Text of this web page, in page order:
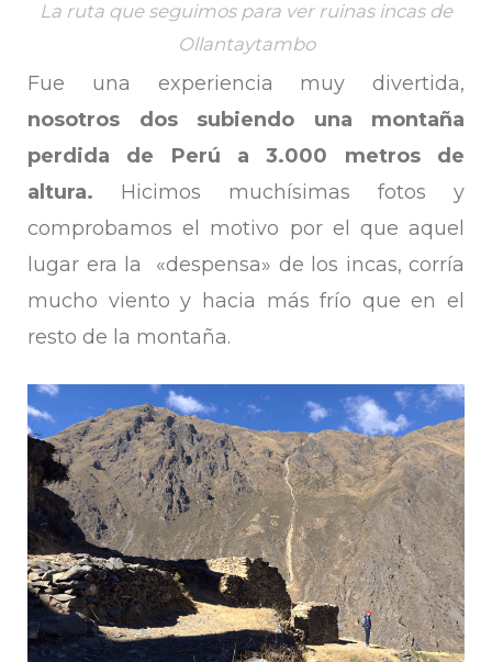
La ruta que seguimos para ver ruinas incas de
Ollantaytambo
Fue una experiencia muy divertida,
nosotros dos subiendo una montaña
perdida de Perú a 3.000 metros de
altura. Hicimos muchísimas fotos y
comprobamos el motivo por el que aquel
lugar era la «despensa» de los incas, corría
mucho viento y hacia más frío que en el
resto de la montaña.